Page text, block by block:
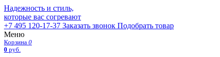
Надежность и стиль,
которые вас согревают
+7 495 120-17-37 Заказать звонок Подобрать товар
Меню
Корзина 0
0 руб.